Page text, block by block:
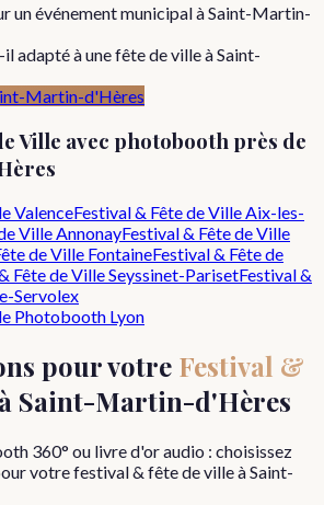
un événement municipal à Saint-Martin-
adapté à une fête de ville à Saint-
Martin-d'Hères
Ville avec photobooth près de
ValenceFestival & Fête de VilleAix-les-
VilleAnnonayFestival & Fête de Ville
de Ville FontaineFestival & Fête de
Fête de VilleSeyssinet-ParisetFestival &
Servolex
Photobooth Lyon
pour votre Festival &
à Saint-Martin-d'Hères
360° ou livre d'or audio : choisissez
votrefestival & fête de villeàSaint-